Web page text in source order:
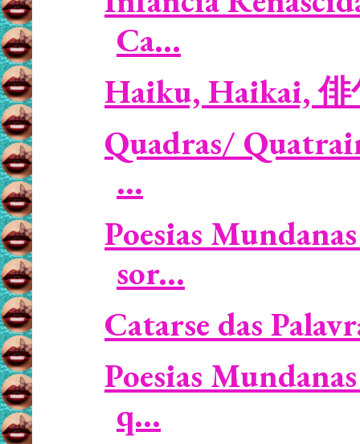
Ca...
Haiku, Haikai, 俳
Quadras/
...
Poesias
sor...
Catarse das
Poesias
q...